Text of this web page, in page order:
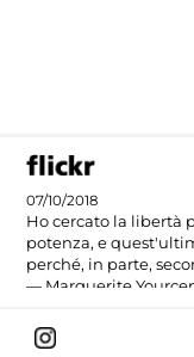
07/10/2018
Ho cercato la libertà
potenza, e
perché, in parte,
— Marguerite